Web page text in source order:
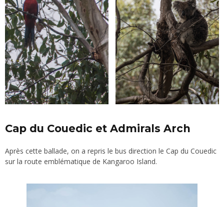
Cap du Couedic et Admirals Arch
Après cette ballade, on a repris le bus direction le Cap du Couedic
sur la route emblématique de Kangaroo Island.